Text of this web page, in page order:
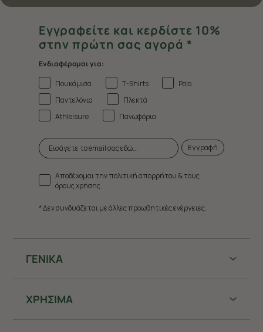
ΓΕΝΙΚΑ
ΧΡHΣΙΜΑ
Εγγραφείτε και κερδίστε 10%
στην πρώτη σας αγορά *
Ενδιαφέρομαι για:
Πουκάμισα
T-Shirts
Polo
Παντελόνια
Πλεκτά
Athleisure
Πανωφόρια
Εγγραφή
Αποδέχομαι την πολιτική απορρήτου & τους
όρους χρήσης.
* Δεν συνδυάζεται με άλλες προωθητικές ενέργειες.